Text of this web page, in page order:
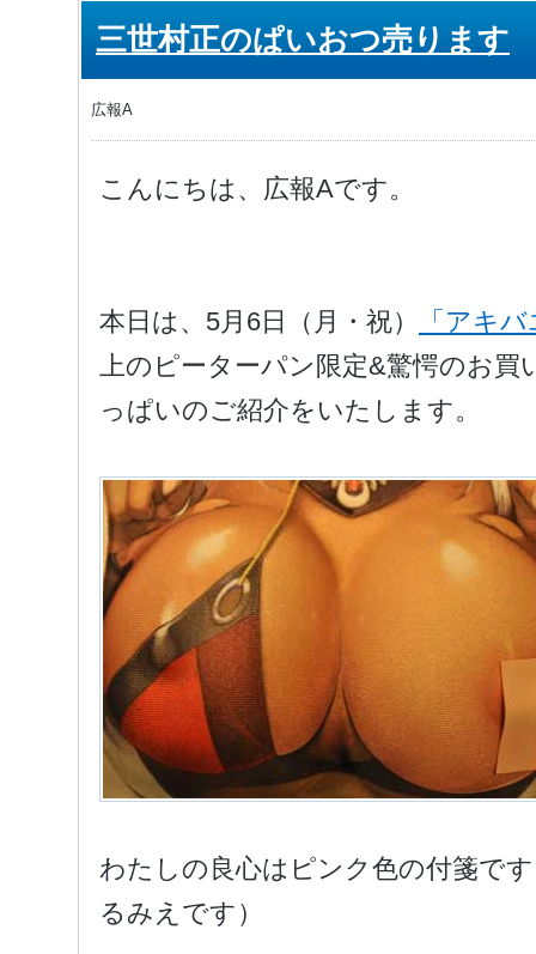
三世村正のぱいおつ売ります
広報A
こんにちは、広報Aです。
本日は、5月6日（月・祝）
「アキ
上のピーターパン限定&驚愕のお
っぱいのご紹介をいたします。
わたしの良心はピンク色の付箋で
るみえです）